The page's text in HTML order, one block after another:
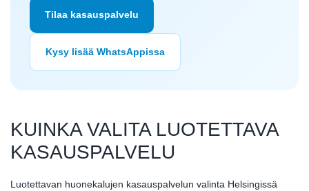
Tilaa kasauspalvelu
Kysy lisää WhatsAppissa
KUINKA VALITA LUOTETTAVA
KASAUSPALVELU
Luotettavan huonekalujen kasauspalvelun valinta Helsingissä